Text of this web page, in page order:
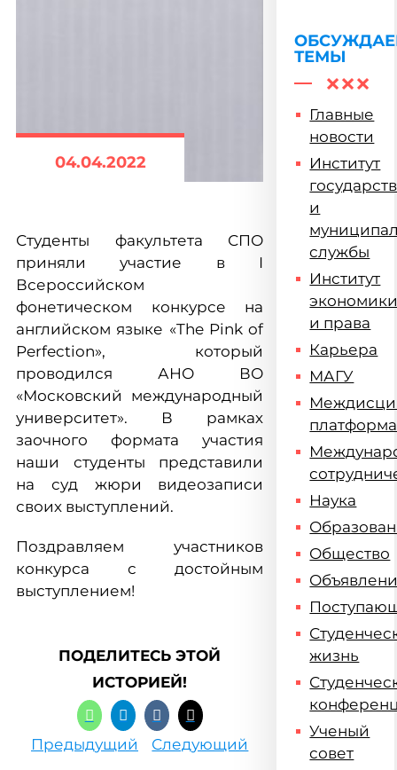
04.04.2022
Студенты факультета СПО
приняли участие в I
Всероссийском
фонетическом конкурсе на
английском языке «The Pink of
Perfection», который
проводился АНО ВО
«Московский международный
университет». В рамках
заочного формата участия
наши студенты представили
на суд жюри видеозаписи
своих выступлений.
Поздравляем участников
конкурса с достойным
выступлением!
ПОДЕЛИТЕСЬ ЭТОЙ
ИСТОРИЕЙ!
Предыдущий Следующий
ТЕМЫ
Главные
новости
Институт
и
службы
Институт
и права
Карьера
МАГУ
платформа
Наука
Общество
жизнь
Ученый
совет